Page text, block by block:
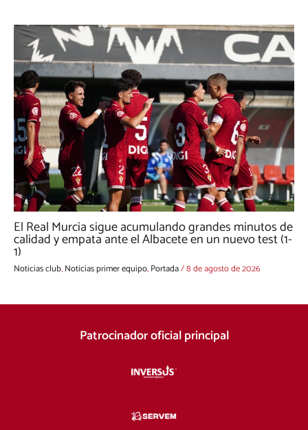
El Real Murcia sigue acumulando grandes minutos de
calidad y empata ante el Albacete en un nuevo test (1-
1)
Noticias club,Noticias primer equipo,Portada/8 de agosto de 2026
Patrocinador oficial principal